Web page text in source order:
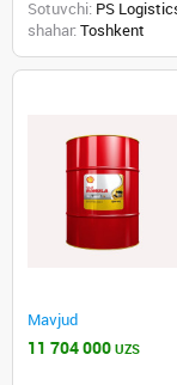
Sotuvchi: PS
shahar: Toshkent
Mavjud
11 704 000 UZS